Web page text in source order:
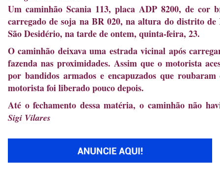
Um caminhão Scania 113, placa ADP 8200, de cor
carregado de soja na BR 020, na altura do distrito
São Desidério, na tarde de ontem, quinta-feira, 23.
O caminhão deixava uma estrada vicinal após
fazenda nas proximidades. Assim que o motorista
por bandidos armados e encapuzados que
motorista foi liberado pouco depois.
Até o fechamento dessa matéria, o caminhão não
Sigi Vilares